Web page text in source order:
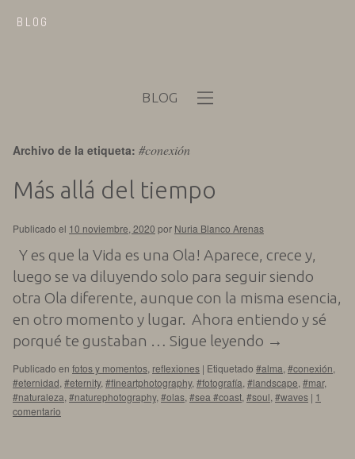
BLOG
BLOG
Archivo de la etiqueta: #conexión
Más allá del tiempo
Publicado el 10 noviembre, 2020 por Nuria Blanco Arenas
Y es que la Vida es una Ola! Aparece, crece y,
luego se va diluyendo solo para seguir siendo
otra Ola diferente, aunque con la misma esencia,
en otro momento y lugar. Ahora entiendo y sé
porqué te gustaban … Sigue leyendo →
Publicado en fotos y momentos reflexiones | Etiquetado #alma #conexión
#eternidad #eternity, #fineartphotography, #fotografía #landscape #mar,
#naturaleza #naturephotography, #olas #sea #coast #soul #waves | 1
comentario